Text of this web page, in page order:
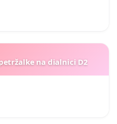
na dialnici D2